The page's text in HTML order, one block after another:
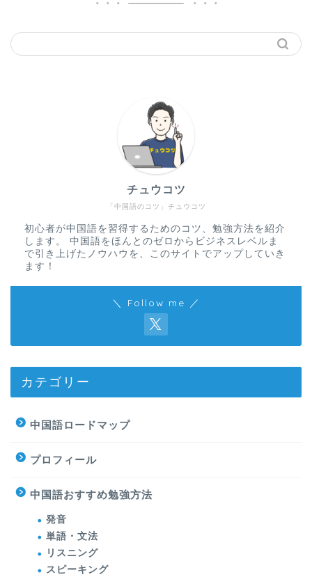
「中国語のコツ」チュウコツ
チュウコツ
初心者が中国語を習得するためのコツ、勉強方法を紹介
します。 中国語をほんとのゼロからビジネスレベルま
で引き上げたノウハウを、このサイトでアップしていき
ます！
＼ Follow me ／
カテゴリー
中国語ロードマップ
プロフィール
中国語おすすめ勉強方法
発音
単語・文法
リスニング
スピーキング